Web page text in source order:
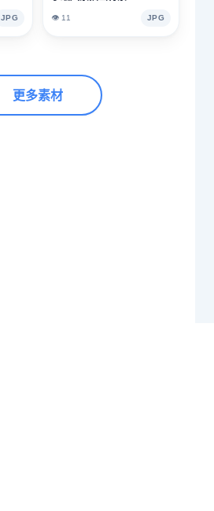
JPG 👁️ 11 JPG
更多素材